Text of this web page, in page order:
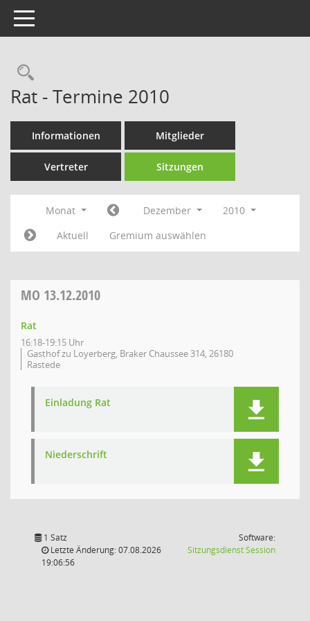
Toggle navigation
Rechercheauswahl
Rat - Termine 2010
Informationen Mitglieder
Vertreter Sitzungen
Monat Dezember
2010
Aktuell
Gremium auswählen
MO 13.12.2010
Rat
16:18-19:15 Uhr
Gasthof zu Loyerberg, Braker Chaussee 314, 26180
Rastede
Einladung Rat
Niederschrift
1 Satz
Letzte Änderung: 07.08.2026
19:06:56
Software:
SitzungsdienstSession(Wird in